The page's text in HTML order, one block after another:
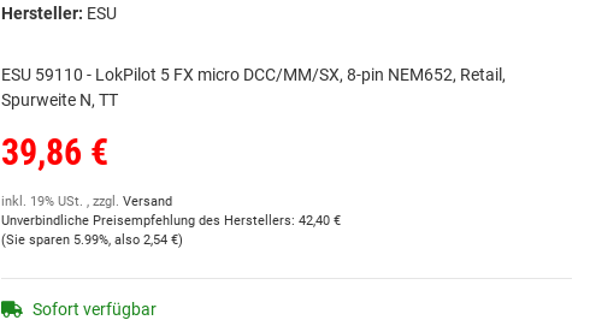
Hersteller: ESU
ESU 59110 - LokPilot 5 FX micro DCC/MM/SX, 8-pin NEM652, Retail,
Spurweite N, TT
39,86 €
inkl. 19% USt. , zzgl. Versand
Unverbindliche Preisempfehlung des Herstellers: 42,40 €
(Sie sparen 5.99%, also 2,54 €)
Sofort verfügbar